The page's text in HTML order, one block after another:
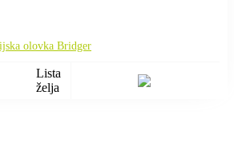
olovka Bridger
Lista
želja